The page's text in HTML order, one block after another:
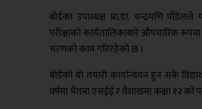
बोर्डका उपाध्यक्ष प्रा.डा. चन्द्रमणि
परीक्षाको कार्यतालिकाबारे औपचारिक
चरणको काम गरिरहेको छ ।
बोर्डको यो तयारी कार्यान्वयन हुन सके
वर्षमा चैतमा एसईई र वैशाखमा कक्षा १२ को